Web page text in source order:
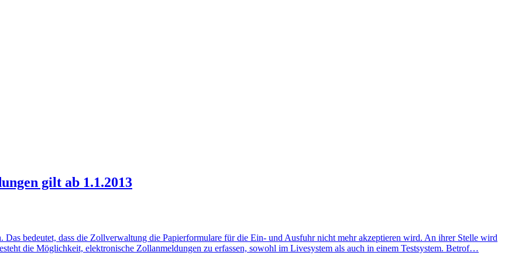
gilt ab 1.1.2013
bedeutet, dass die Zollverwaltung die Papierformulare für die Ein- und Ausfuhr nicht mehr akzeptieren wird. An ihrer Stelle wird
die Möglichkeit, elektronische Zollanmeldungen zu erfassen, sowohl im Livesystem als auch in einem Testsystem. Betrof…